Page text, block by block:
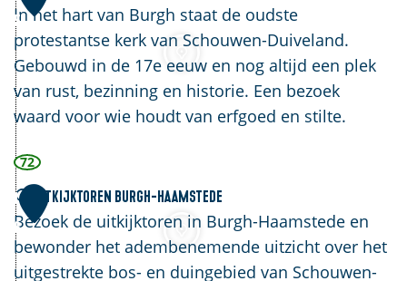
m
B
u
r
g
h
-
H
a
a
m
B
u
r
g
h
s
e
S
c
h
o
5
In het hart van Burgh staat de oudste
protestantse kerk van Schouwen-Duiveland.
Gebouwd in de 17e eeuw en nog altijd een plek
van rust, bezinning en historie. Een bezoek
waard voor wie houdt van erfgoed en stilte.
e
r
v
o
r
m
d
e
K
e
r
72
1
6
Uitkijktoren Burgh-Haamstede
Bezoek de uitkijktoren in Burgh-Haamstede en
bewonder het adembenemende uitzicht over het
uitgestrekte bos- en duingebied van Schouwen-
U
i
t
k